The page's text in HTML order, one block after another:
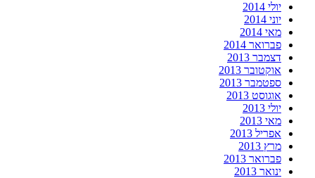
יולי 2014
יוני 2014
מאי 2014
פברואר 2014
דצמבר 2013
אוקטובר 2013
ספטמבר 2013
אוגוסט 2013
יולי 2013
מאי 2013
אפריל 2013
מרץ 2013
פברואר 2013
ינואר 2013